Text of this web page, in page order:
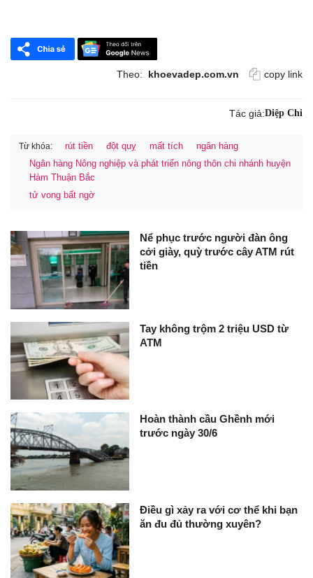
Theo: khoevadep.com.vn copy link
Tác giả:Diệp Chi
Từ khóa: rút tiền đột quỵ mất tích
ngân hàng
Ngân hàng Nông nghiệp và phát triển nông thôn chi nhánh huyện
Hàm Thuận Bắc
tử vong bất ngờ
Nể phục trước người đàn ông
cởi giày, quỳ trước cây ATM rút
tiền
Tay không trộm 2 triệu USD từ
ATM
Hoàn thành cầu Ghềnh mới
trước ngày 30/6
Điều gì xảy ra với cơ thể khi bạn
ăn đu đủ thường xuyên?